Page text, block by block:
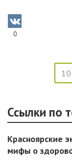
0
10
Ссылки по
Красноярские
мифы о